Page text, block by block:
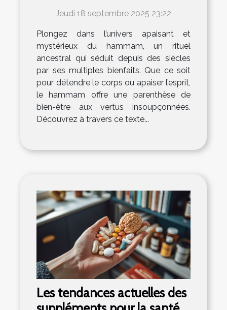
Jeudi 18 septembre 2025 23:22
Plongez dans l’univers apaisant et
mystérieux du hammam, un rituel
ancestral qui séduit depuis des siècles
par ses multiples bienfaits. Que ce soit
pour détendre le corps ou apaiser l’esprit,
le hammam offre une parenthèse de
bien-être aux vertus insoupçonnées.
Découvrez à travers ce texte...
Les tendances actuelles des